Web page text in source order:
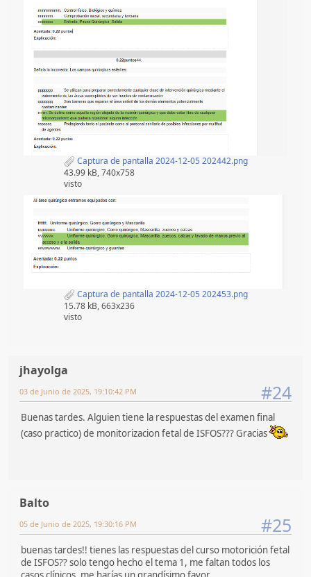
Captura de pantalla 2024-12-05 202442.png
43.99 kB, 740x758
visto
Captura de pantalla 2024-12-05 202453.png
15.78 kB, 663x236
visto
jhayolga
#24
03 de Junio de 2025, 19:10:42 PM
Buenas tardes. Alguien tiene la respuestas del examen final
(caso practico) de monitorizacion fetal de ISFOS??? Gracias
Balto
#25
05 de Junio de 2025, 19:30:16 PM
buenas tardes!! tienes las respuestas del curso motorición fetal
de ISFOS?? solo tengo hecho el tema 1, me faltan todos los